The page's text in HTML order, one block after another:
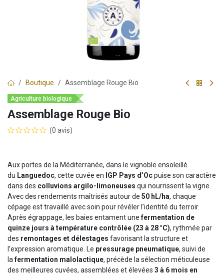
Boutique Assemblage Rouge Bio
Agriculture biologique
Assemblage Rouge Bio
(0 avis)
Aux portes de la Méditerranée, dans le vignoble ensoleillé
du Languedoc, cette cuvée en IGP Pays d’Ocpuise son caractère
dans des colluvions argilo-limoneuses qui nourrissent la vigne.
Avec des rendements maîtrisés autour de 50 hL/ha, chaque
cépage est travaillé avec soin pour révéler l’identité du terroir.
Après égrappage, les baies entament unefermentation de
quinze jours à température contrôlée (23 à 28 °C), rythmée par
des remontages et délestages favorisant la structure et
l’expression aromatique. Le pressurage pneumatique, suivi de
lafermentation malolactique, précède la sélection méticuleuse
des meilleures cuvées, assemblées et élevées 3 à 6 mois en